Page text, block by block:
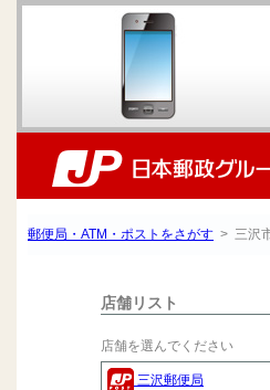
郵便局・ATM・ポストをさがす > 三沢
店舗リスト
店舗を選んでください
三沢郵便局